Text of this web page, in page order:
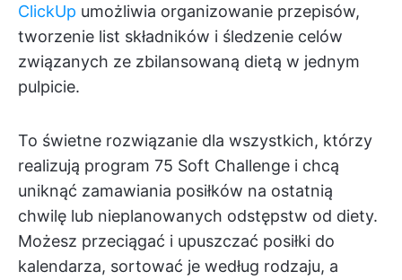
ClickUp umożliwia organizowanie przepisów,
tworzenie list składników i śledzenie celów
związanych ze zbilansowaną dietą w jednym
pulpicie.
To świetne rozwiązanie dla wszystkich, którzy
realizują program 75 Soft Challenge i chcą
uniknąć zamawiania posiłków na ostatnią
chwilę lub nieplanowanych odstępstw od diety.
Możesz przeciągać i upuszczać posiłki do
kalendarza, sortować je według rodzaju, a